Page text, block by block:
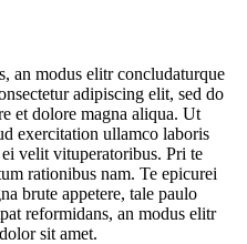
an modus elitr concludaturque
adipiscing elit, sed do
et dolore magna aliqua. Ut
exercitation ullamco laboris
velit vituperatoribus. Pri te
rationibus nam. Te epicurei
brute appetere, tale paulo
reformidans, an modus elitr
sit amet.